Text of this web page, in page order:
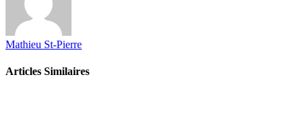
Mathieu St-Pierre
Articles Similaires